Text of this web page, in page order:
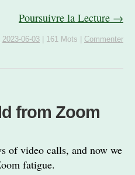
Poursuivre la Lecture →
2023-06-03 161 Mots Commenter
from Zoom
of video calls, and now we
fatigue.